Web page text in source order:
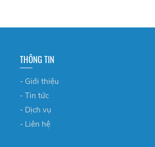
THÔNG TIN
- Giới thiệu
- Tin tức
- Dịch vụ
- Liên hệ